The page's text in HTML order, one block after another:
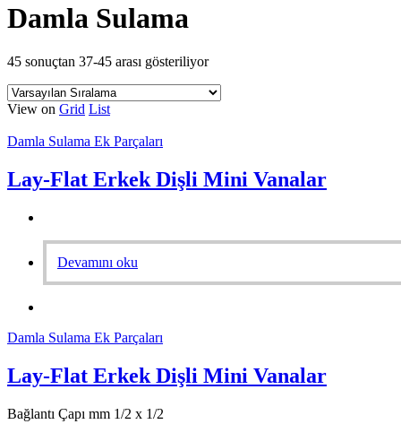
Damla Sulama
45 sonuçtan 37-45 arası gösteriliyor
View on Grid List
Damla Sulama Ek Parçaları
Lay-Flat Erkek Dişli Mini Vanalar
Devamını oku
Damla Sulama Ek Parçaları
Lay-Flat Erkek Dişli Mini Vanalar
Bağlantı Çapı mm 1/2 x 1/2